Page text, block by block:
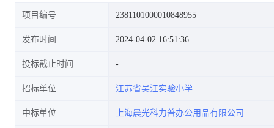
项目编号 2381101000010848955
发布时间 2024-04-02 16:51:36
投标截止时间
招标单位 江苏省吴江实验小学
中标单位 上海晨光科力普办公用品有限公司